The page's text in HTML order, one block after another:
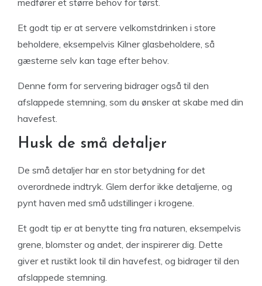
medfører et større behov for tørst.
Et godt tip er at servere velkomstdrinken i store
beholdere, eksempelvis Kilner glasbeholdere, så
gæsterne selv kan tage efter behov.
Denne form for servering bidrager også til den
afslappede stemning, som du ønsker at skabe med din
havefest.
Husk de små detaljer
De små detaljer har en stor betydning for det
overordnede indtryk. Glem derfor ikke detaljerne, og
pynt haven med små udstillinger i krogene.
Et godt tip er at benytte ting fra naturen, eksempelvis
grene, blomster og andet, der inspirerer dig. Dette
giver et rustikt look til din havefest, og bidrager til den
afslappede stemning.